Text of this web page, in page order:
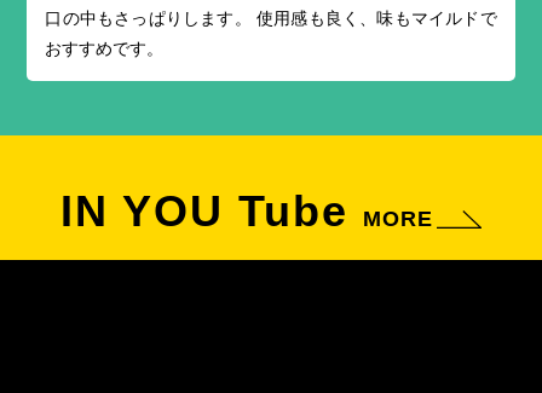
口の中もさっぱりします。 使用感も良く、味もマイルドで
おすすめです。
IN YOU Tube MORE